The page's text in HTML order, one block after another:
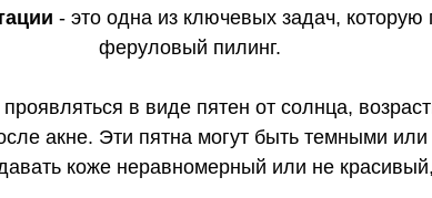
- это одна из ключевых задач, которую
феруловый пилинг.
в виде пятен от солнца,
акне. Эти пятна могут быть темными
коже неравномерный или не